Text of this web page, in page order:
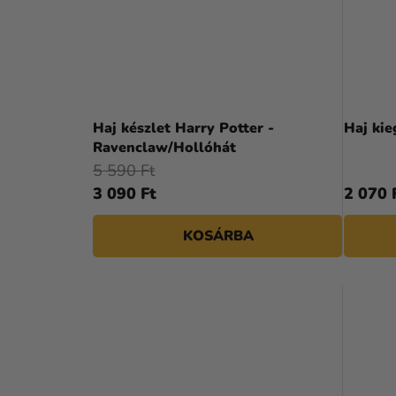
Haj készlet Harry Potter -
Ravenclaw/Hollóhát
3 090 Ft
5 590 Ft
KOSÁRBA
Haj
2 070